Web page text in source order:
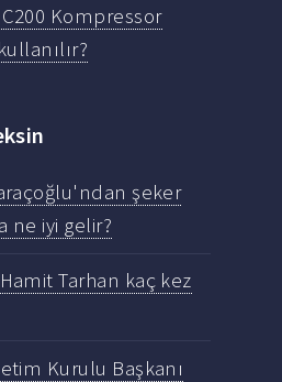
Kompressor
şeker
ne iyi gelir?
Tarhan kaç kez
Kurulu Başkanı